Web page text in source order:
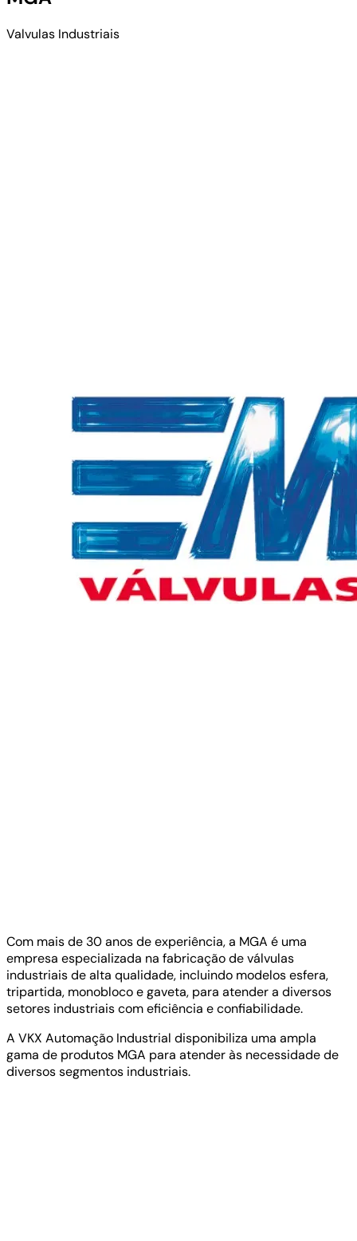
Valvulas Industriais
Com mais de 30 anos de experiência, a MGA é uma
empresa especializada na fabricação de válvulas
industriais de alta qualidade, incluindo modelos esfera,
tripartida, monobloco e gaveta, para atender a diversos
setores industriais com eficiência e confiabilidade.
A VKX Automação Industrial disponibiliza uma ampla
gama de produtos MGA para atender às necessidade de
diversos segmentos industriais.